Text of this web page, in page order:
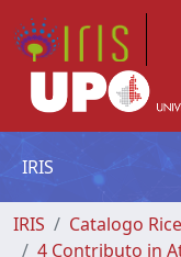
IRIS
IRIS
Catalogo
4 Contributo in